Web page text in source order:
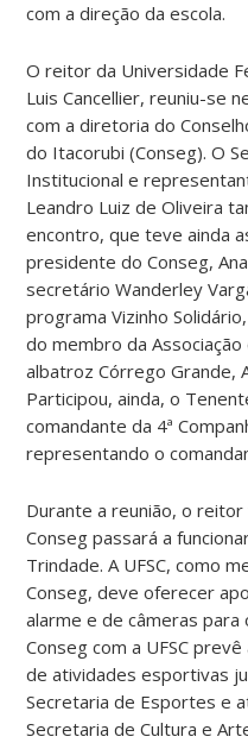
com a direção da escola.
O reitor da Universidade
Luis Cancellier, reuniu-se
com a diretoria do
do Itacorubi (Conseg). O
Institucional e
Leandro Luiz de Oliveira
encontro, que teve ainda
presidente do Conseg,
secretário Wanderley
programa Vizinho
do membro da
albatroz Córrego Grande,
Participou, ainda, o
comandante da 4ª
representando o
Durante a reunião, o
Conseg passará a
Trindade. A UFSC, como
Conseg, deve oferecer
alarme e de câmeras para
Conseg com a UFSC
de atividades esportivas
Secretaria de Esportes e
Secretaria de Cultura e